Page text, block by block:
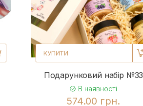
КУПИТИ
Подарунковий набір №33
В наявності
574.00 грн.